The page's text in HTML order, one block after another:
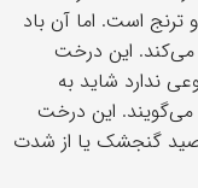
ترنج است. اما آن باد
می‌کند. این درخت
ندارد شاید به
این درخت
صید گنجشک یا از شدت